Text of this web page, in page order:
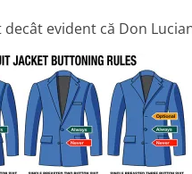
decât evident că Don